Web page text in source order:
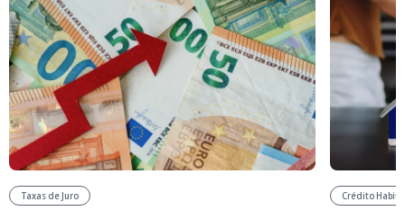
Taxas de Juro Crédito